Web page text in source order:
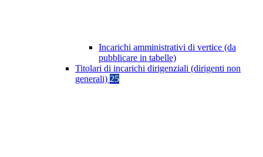
Incarichi amministrativi di vertice (da
pubblicare in tabelle)
Titolari di incarichi dirigenziali (dirigenti non
generali) 25